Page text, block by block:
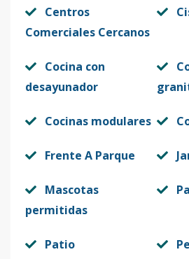
Código413020
Código 413020-1
Centros
Comerciales Cercanos
Cocina con
desayunador
Cocinas modulares
Frente A Parque
Mascotas
permitidas
Patio